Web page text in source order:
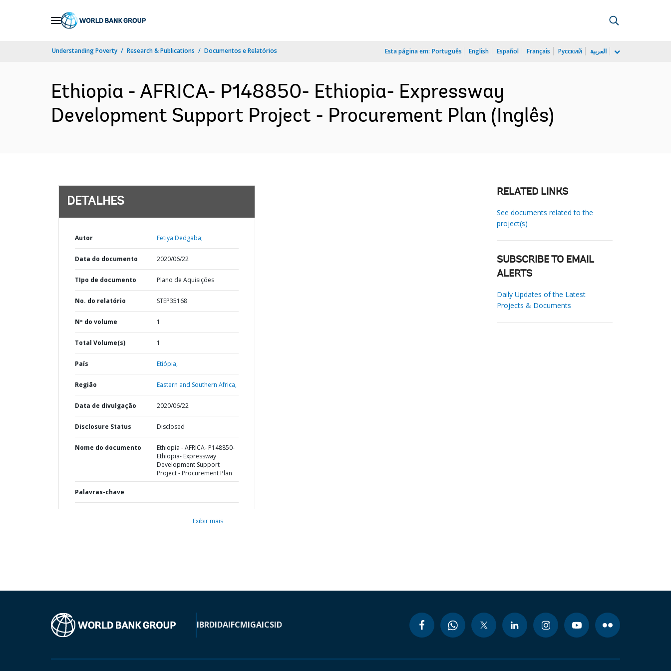
Understanding Poverty Research & Publications Documentos e Relatórios Esta página em: Português English Español Français Русский العربية
Ethiopia - AFRICA- P148850- Ethiopia- Expressway
Development Support Project - Procurement Plan (Inglês)
DETALHES
Autor Fetiya Dedgaba;
Data do documento 2020/06/22
TIpo de documento Plano de Aquisições
No. do relatório STEP35168
Nº do volume 1
Total Volume(s) 1
País Etiópia,
Região Eastern and Southern Africa,
Data de divulgação 2020/06/22
Disclosure Status Disclosed
Nome do documento
Ethiopia - AFRICA- P148850-
Ethiopia- Expressway
Development Support
Project - Procurement Plan
Palavras-chave
Exibir mais
RELATED LINKS
See documents related to the
project(s)
SUBSCRIBE TO EMAIL
ALERTS
Daily Updates of the Latest
Projects & Documents
IBRDIDAIFCMIGAICSID